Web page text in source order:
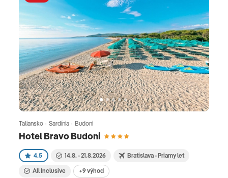
Hotel Bravo Budoni
Taliansko · Sardínia · Budoni
4.5 14.8. - 21.8.2026 Bratislava - Priamy let
All Inclusive +9 výhod